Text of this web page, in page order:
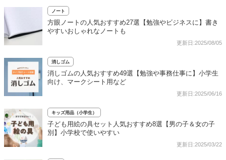
ノート
方眼ノートの人気おすすめ27選【勉強やビジネスに】書き
やすいおしゃれなノートも
更新日:2025/08/05
消しゴム
消しゴムの人気おすすめ49選【勉強や事務仕事に】小学生
向け、マークシート用など
更新日:2025/06/16
キッズ用品（小学生）
子ども用絵の具セット人気おすすめ8選【男の子＆女の子
別】小学校で使いやすい
更新日:2025/03/22